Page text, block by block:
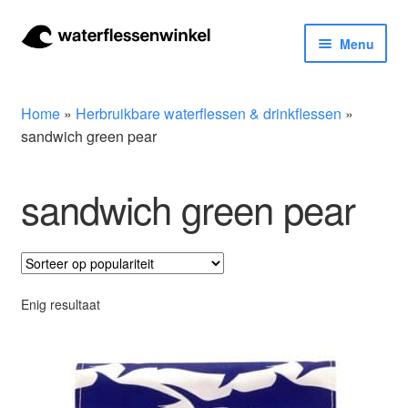
Ga
Ga
Menu
Bidons
Kinderflessen
Drinkfles met rietje
Aluminium drinkfles
Home» Herbruikbare waterflessen & drinkflessen »
sandwich green pear
sandwich green pear
Enig resultaat